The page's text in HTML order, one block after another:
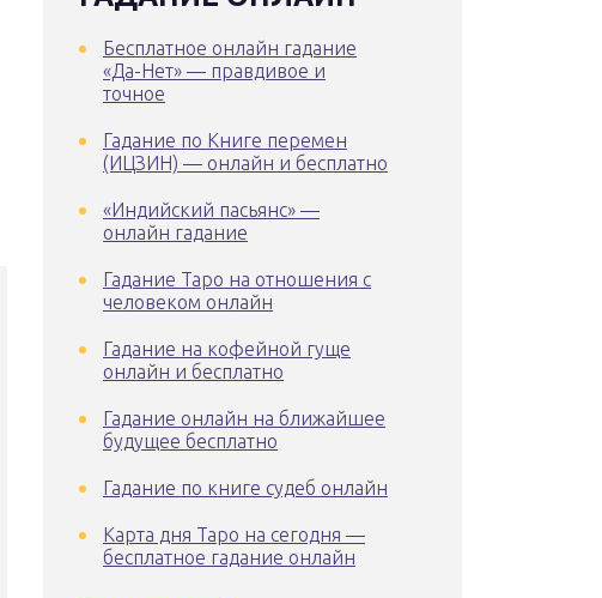
Бесплатное онлайн гадание
«Да-Нет» — правдивое и
точное
Гадание по Книге перемен
(ИЦЗИН) — онлайн и бесплатно
«Индийский пасьянс» —
онлайн гадание
Гадание Таро на отношения с
человеком онлайн
Гадание на кофейной гуще
онлайн и бесплатно
Гадание онлайн на ближайшее
будущее бесплатно
Гадание по книге судеб онлайн
Карта дня Таро на сегодня —
бесплатное гадание онлайн